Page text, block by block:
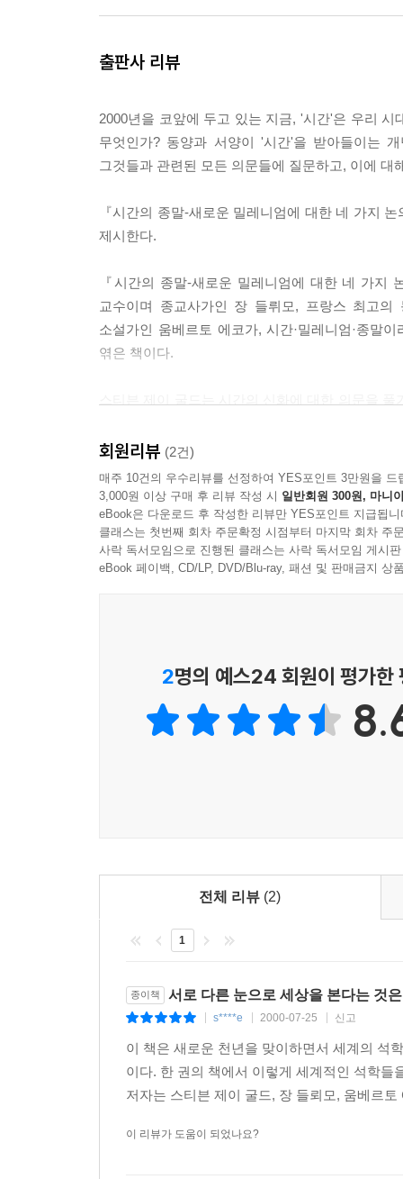
출판사 리뷰
2000년을 코앞에 두고 있는 지금, '시간'은 우리
무엇인가? 동양과 서양이 '시간'을 받아들이는
그것들과 관련된 모든 의문들에 질문하고, 이에 대
『시간의 종말-새로운 밀레니엄에 대한 네 가지
제시한다.
『시간의 종말-새로운 밀레니엄에 대한 네 가
교수이며 종교사가인 장 들뤼모, 프랑스 최고
소설가인 움베르토 에코가, 시간·밀레니엄·종말
엮은 책이다.
마지막으로 움베르토 에코는 엄청난 지력을 바탕
회원리뷰 (2건)
매주 10건의 우수리뷰를 선정하여 YES포인트 3만원을 드
3,000원 이상 구매 후 리뷰 작성 시 일반회원 300원, 마니
eBook은 다운로드 후 작성한 리뷰만 YES포인트 지급됩니
클래스는 첫번째 회차 주문확정 시점부터 마지막 회차 주
사락 독서모임으로 진행된 클래스는 사락 독서모임 게시
eBook 페이백, CD/LP, DVD/Blu-ray, 패션 및 판매금지 상
2명의 예스24 회원이 평가한
전체 리뷰 (2)
1
종이책 서로 다른 눈으로 세상을 본다는 것
s****e 2000-07-25 신고
이 책은 새로운 천년을 맞이하면서 세계의 석
이다. 한 권의 책에서 이렇게 세계적인 석학
저자는 스티븐 제이 굴드, 장 들뢰모, 움베르
이 리뷰가 도움이 되었나요?